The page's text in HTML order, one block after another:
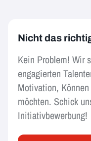
Nicht das
Kein Problem! Wir
engagierten
Motivation,
möchten. Schick
Initiativbewerbung!